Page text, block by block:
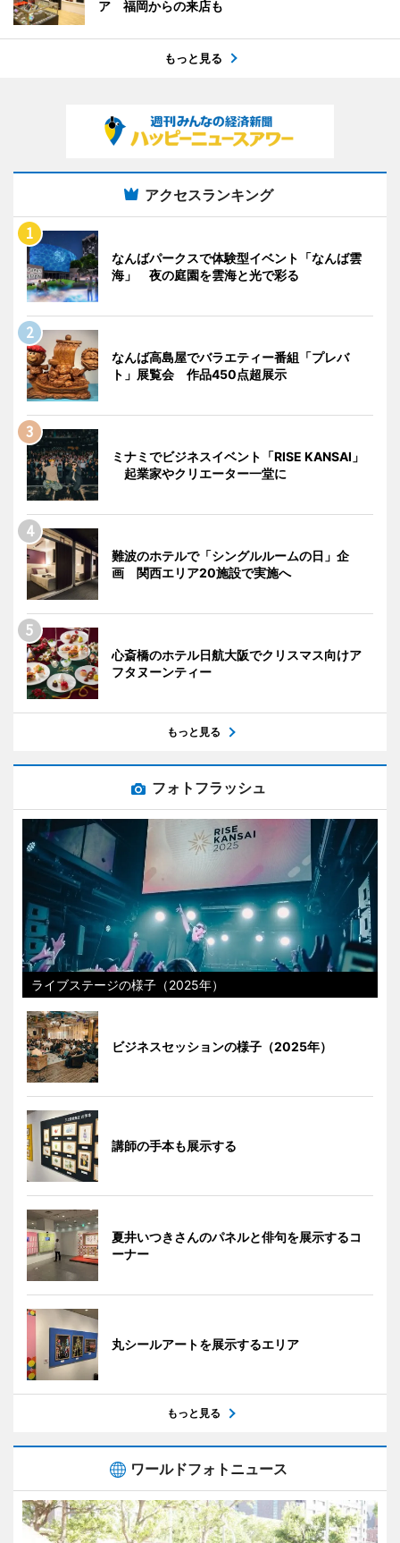
ア 福岡からの来店も
もっと見る
アクセスランキング
なんばパークスで体験型イベント「なんば雲
海」 夜の庭園を雲海と光で彩る
なんば高島屋でバラエティー番組「プレバ
ト」展覧会 作品450点超展示
ミナミでビジネスイベント「RISE KANSAI」
起業家やクリエーター一堂に
難波のホテルで「シングルルームの日」企
画 関西エリア20施設で実施へ
心斎橋のホテル日航大阪でクリスマス向けア
フタヌーンティー
もっと見る
フォトフラッシュ
ライブステージの様子（2025年）
ビジネスセッションの様子（2025年）
講師の手本も展示する
夏井いつきさんのパネルと俳句を展示するコ
ーナー
丸シールアートを展示するエリア
もっと見る
ワールドフォトニュース